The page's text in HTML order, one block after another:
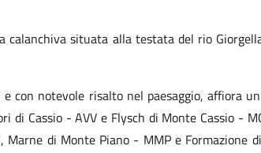
calanchiva situata alla testata del rio
con notevole risalto nel paesaggio, affiora
Cassio - AVV e Flysch di Monte Cassio -
di Monte Piano - MMP e Formazione